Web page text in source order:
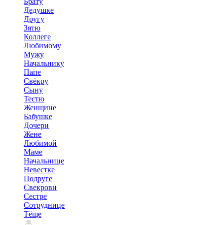
Дедушке
Другу
Зятю
Коллеге
Любимому
Мужу
Начальнику
Папе
Свёкру
Сыну
Тестю
Женщине
Бабушке
Дочери
Жене
Любимой
Маме
Начальнице
Невестке
Подруге
Свекрови
Сестре
Сотруднице
Тёще